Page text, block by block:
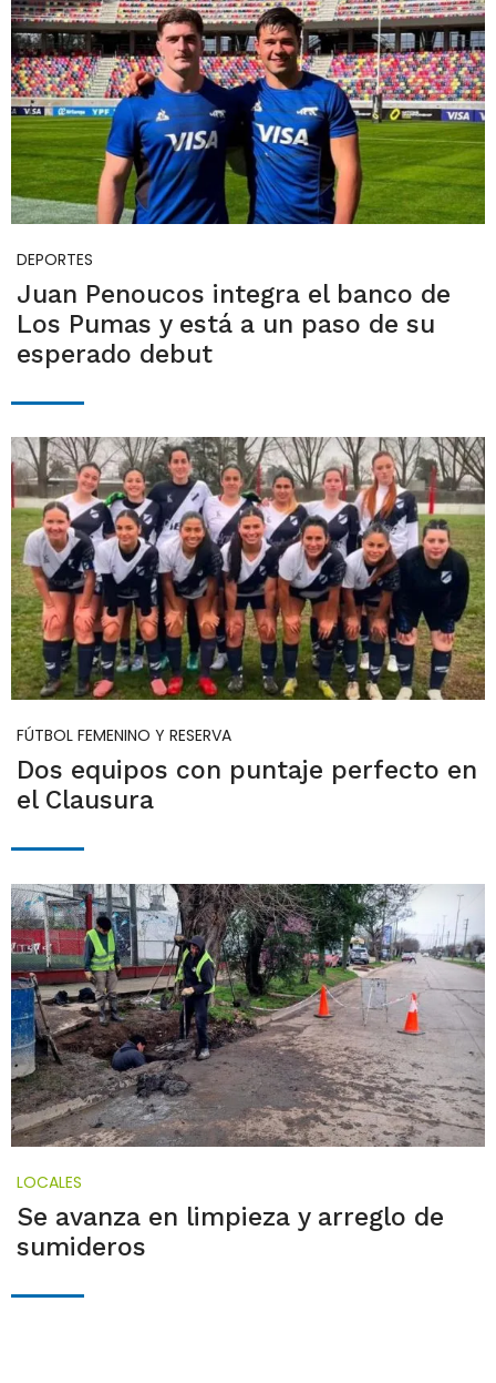
DEPORTES
Juan Penoucos integra el banco de
Los Pumas y está a un paso de su
esperado debut
FÚTBOL FEMENINO Y RESERVA
Dos equipos con puntaje perfecto en
el Clausura
LOCALES
Se avanza en limpieza y arreglo de
sumideros